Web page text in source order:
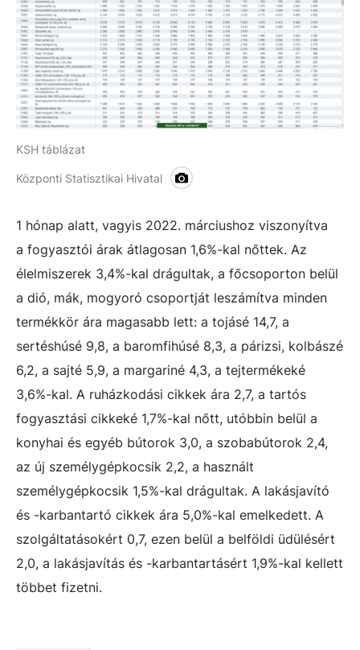
KSH táblázat
Központi Statisztikai Hivatal
1 hónap alatt, vagyis 2022. márciushoz viszonyítva
a fogyasztói árak átlagosan 1,6%-kal nőttek. Az
élelmiszerek 3,4%-kal drágultak, a főcsoporton belül
a dió, mák, mogyoró csoportját leszámítva minden
termékkör ára magasabb lett: a tojásé 14,7, a
sertéshúsé 9,8, a baromfihúsé 8,3, a párizsi, kolbászé
6,2, a sajté 5,9, a margariné 4,3, a tejtermékeké
3,6%-kal. A ruházkodási cikkek ára 2,7, a tartós
fogyasztási cikkeké 1,7%-kal nőtt, utóbbin belül a
konyhai és egyéb bútorok 3,0, a szobabútorok 2,4,
az új személygépkocsik 2,2, a használt
személygépkocsik 1,5%-kal drágultak. A lakásjavító
és -karbantartó cikkek ára 5,0%-kal emelkedett. A
szolgáltatásokért 0,7, ezen belül a belföldi üdülésért
2,0, a lakásjavítás és -karbantartásért 1,9%-kal kellett
többet fizetni.